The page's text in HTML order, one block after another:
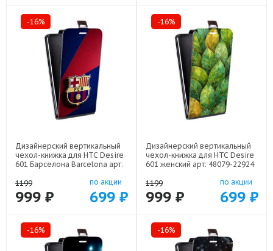
-16%
Дизайнерский вертикальный
чехол-книжка для HTC Desire
601 Барселона Barcelona арт:
1199
999 ₽
по акции
699 ₽
-16%
Дизайнерский вертикальный
чехол-книжка для HTC Desire
601 женский арт: 48079-22924
1199
999 ₽
по акции
699 ₽
-16% -16%